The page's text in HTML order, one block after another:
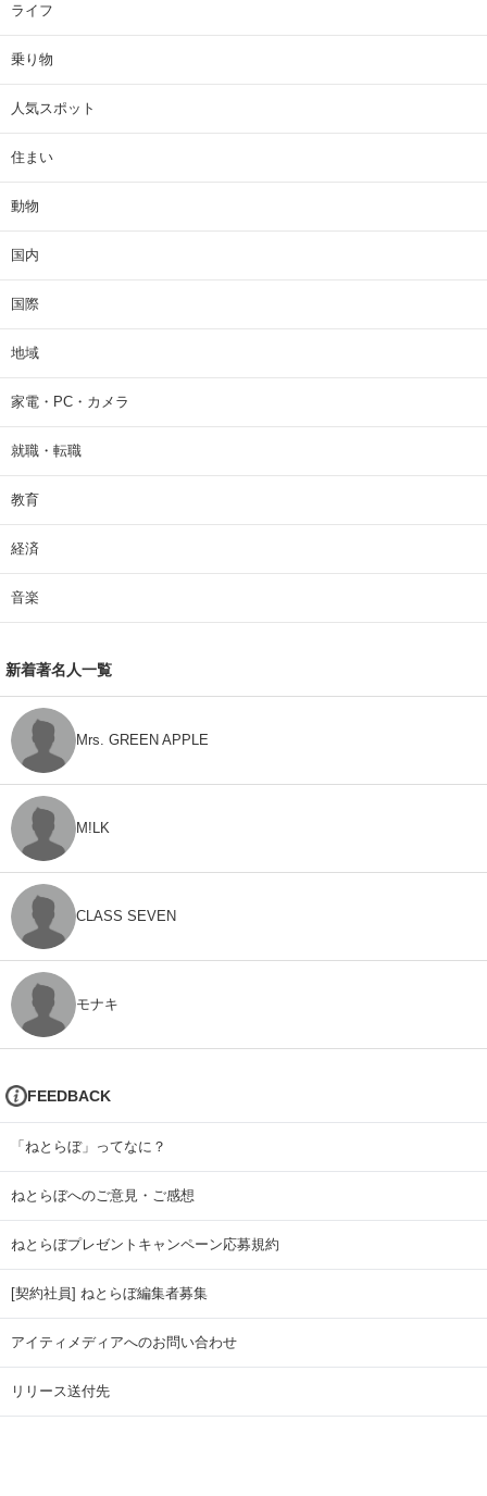
ライフ
乗り物
人気スポット
住まい
動物
国内
国際
地域
家電・PC・カメラ
就職・転職
教育
経済
音楽
新着著名人一覧
Mrs. GREEN APPLE
M!LK
CLASS SEVEN
モナキ
FEEDBACK
「ねとらぼ」ってなに？
ねとらぼへのご意見・ご感想
ねとらぼプレゼントキャンペーン応募規約
[契約社員] ねとらぼ編集者募集
アイティメディアへのお問い合わせ
リリース送付先